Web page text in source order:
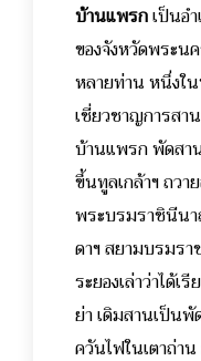
บ้านแพรกเป็นอ
ของจังหวัดพระ
หลายท่าน หนึ่งใ
เชี่ยวชาญการสา
บ้านแพรก พัดสา
ขึ้นทูลเกล้าฯ ถวา
พระบรมราชินีน
ดาฯ สยามบรมร
ระยองเล่าว่าได้
ย่า เดิมสานเป็น
ควันไฟในเตาถ่า